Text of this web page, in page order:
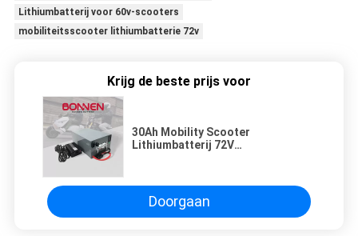
Lithiumbatterij voor 60v-scooters
mobiliteitsscooter lithiumbatterie 72v
Krijg de beste prijs voor
30Ah Mobility Scooter
Lithiumbatterij 72V
Doorgaan